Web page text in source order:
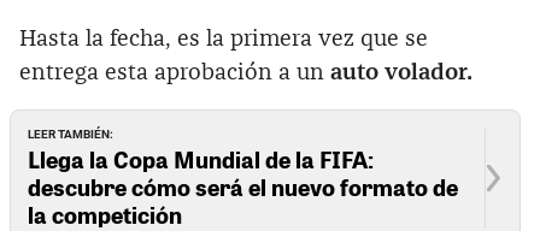
Hasta la fecha, es la primera vez que se
entrega esta aprobación a un auto volador.
LEER TAMBIÉN:
Llega la Copa Mundial de la FIFA:
descubre cómo será el nuevo formato de
la competición